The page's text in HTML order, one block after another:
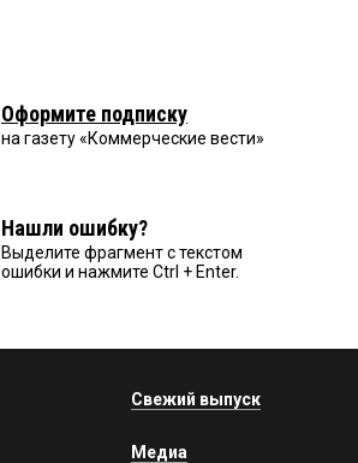
Оформите подписку
на газету «Коммерческие вести»
Нашли ошибку?
Выделите фрагмент с текстом
ошибки и нажмите Ctrl + Enter.
Свежий выпуск
Медиа